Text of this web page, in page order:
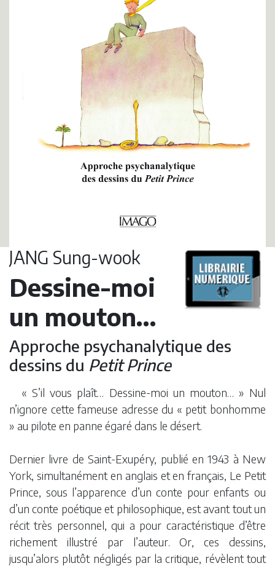
JANG Sung-wook
Dessine-moi
un mouton…
Approche psychanalytique des
dessins du Petit Prince
« S’il vous plaît… Dessine-moi un mouton… » Nul
n’ignore cette fameuse adresse du « petit bonhomme
» au pilote en panne égaré dans le désert.
Dernier livre de Saint-Exupéry, publié en 1943 à New
York, simultanément en anglais et en français, Le Petit
Prince, sous l’apparence d’un conte pour enfants ou
d’un conte poétique et philosophique, est avant tout un
récit très personnel, qui a pour caractéristique d’être
richement illustré par l’auteur. Or, ces dessins,
jusqu’alors plutôt négligés par la critique, révèlent tout